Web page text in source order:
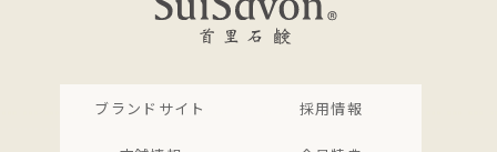
ブランドサイト 採用情報